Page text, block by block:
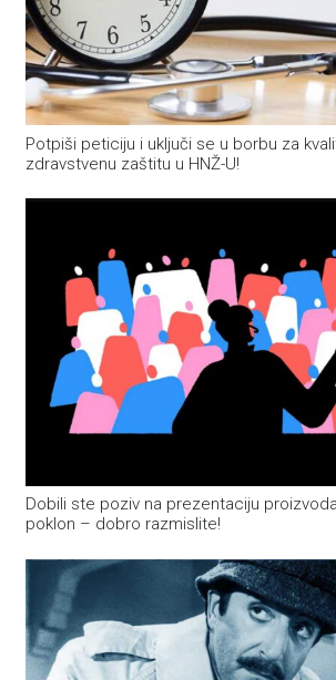
Potpiši peticiju i uključi se u borbu za
zdravstvenu zaštitu u HNŽ-U!
Dobili ste poziv na prezentaciju
poklon – dobro razmislite!